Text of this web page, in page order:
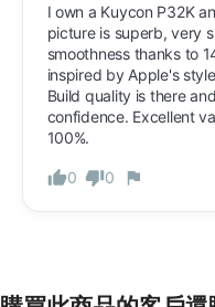
I own a Kuycon P32K
picture is superb, very
smoothness thanks to
inspired by Apple's
Build quality is there
confidence. Excellent
100%.
0 0